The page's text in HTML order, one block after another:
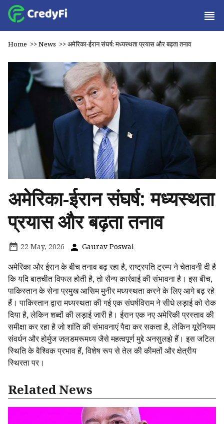
Home >>News >>अमेरिका-ईरान संघर्ष: मध्यस्थता प्रयास और बढ़ता तनाव
अमेरिका-ईरान संघर्ष: मध्यस्थता
प्रयास और बढ़ता तनाव
22 May, 2026 Gaurav Poswal
अमेरिका और ईरान के बीच तनाव बढ़ रहा है, राष्ट्रपति ट्रम्प ने चेतावनी दी है
कि यदि बातचीत विफल होती है, तो सैन्य कार्रवाई की संभावना है। इस बीच,
पाकिस्तान के सेना प्रमुख आसिम मुनीर मध्यस्थता करने के लिए आगे बढ़ रहे
हैं। पाकिस्तान द्वारा मध्यस्थता की गई एक संघर्षविराम ने सीधे लड़ाई को रोक
दिया है, लेकिन शब्दों की लड़ाई जारी है। ईरान एक नए अमेरिकी प्रस्ताव की
समीक्षा कर रहा है जो शांति की संभावनाएं पैदा कर सकता है, लेकिन यूरेनियम
संवर्धन और होर्मुज जलडमरूमध्य जैसे महत्वपूर्ण मुद्दे अनसुलझे हैं। इस जटिल
स्थिति के वैश्विक प्रभाव हैं, विशेष रूप से तेल की कीमतों और क्षेत्रीय
स्थिरता पर।
Related News